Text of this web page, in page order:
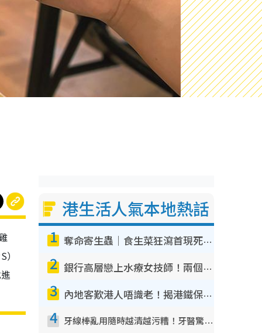
港生活人氣本地熱話
1 奪命寄生蟲｜食生菜狂瀉首現死者！疫潮惡化錄1.8萬宗病例 揭洗菜3大謬誤
2 銀行高層戀上水療女技師！兩個月借128萬驚覺「沉船」沉落火海 揭背後疑似邪教操控賣淫
3 內地客歎港人唔識老！揭港鐵保鮮級冷氣 港人求放過：咪投訴
4 牙線棒亂用隨時越清越污糟！牙醫驚揭盲目過戶細菌恐致蛀牙：呢種先係日常真保養